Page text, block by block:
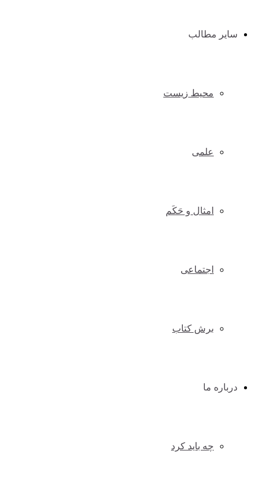
سایر مطالب
محیط زیست
علمی
امثال و حَکَم
اجتماعی
برش کتاب
درباره ما
چه باید کرد